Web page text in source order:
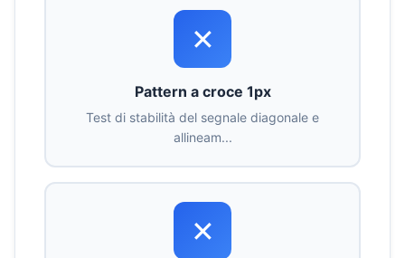
✕
Pattern a croce 1px
Test di stabilità del segnale diagonale e
allineam...
✕